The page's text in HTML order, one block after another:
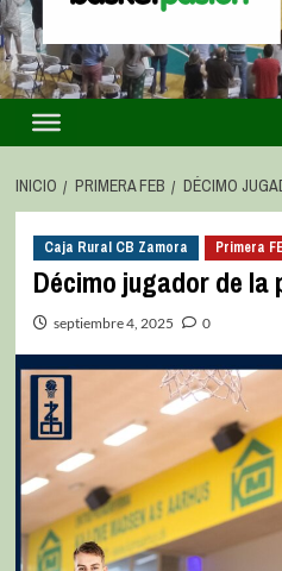
INICIO PRIMERA FEB DÉCIMO
Caja Rural CB Zamora Primera
Décimo jugador de la
septiembre 4, 2025 0